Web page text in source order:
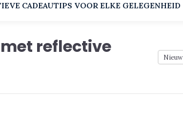
CADEAUTIPS VOOR ELKE GELEGENHEID
reflective